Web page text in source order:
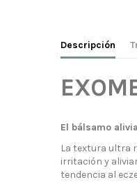
Descripción
El bálsamo
La textura ultra
irritación y
tendencia al